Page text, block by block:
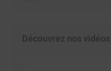
Découvrez nos vidéos